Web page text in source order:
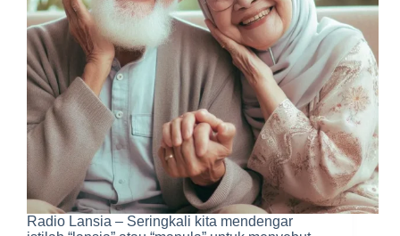
Radio Lansia – Seringkali kita mendengar